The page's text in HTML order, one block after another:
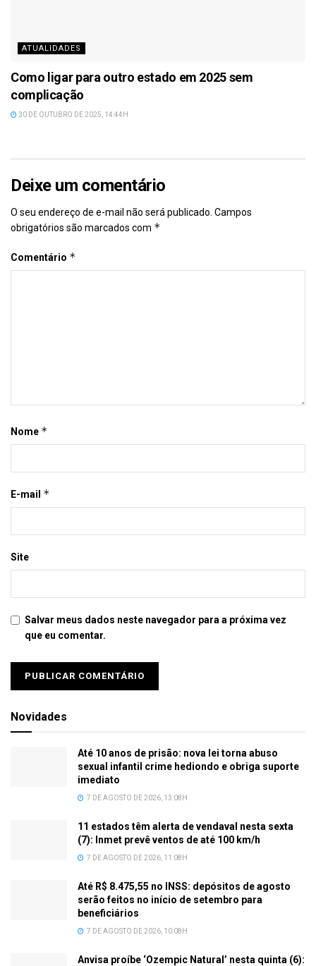
ATUALIDADES
Como ligar para outro estado em 2025 sem
complicação
30 DE OUTUBRO DE 2025, 14:44H
Deixe um comentário
O seu endereço de e-mail não será publicado. Campos
obrigatórios são marcados com *
Comentário *
Nome *
E-mail *
Site
Salvar meus dados neste navegador para a próxima vez
que eu comentar.
Novidades
Até 10 anos de prisão: nova lei torna abuso
sexual infantil crime hediondo e obriga suporte
imediato
7 DE AGOSTO DE 2026, 13:08H
11 estados têm alerta de vendaval nesta sexta
(7): Inmet prevê ventos de até 100 km/h
7 DE AGOSTO DE 2026, 11:08H
Até R$ 8.475,55 no INSS: depósitos de agosto
serão feitos no início de setembro para
beneficiários
7 DE AGOSTO DE 2026, 10:08H
Anvisa proíbe ‘Ozempic Natural’ nesta quinta (6):